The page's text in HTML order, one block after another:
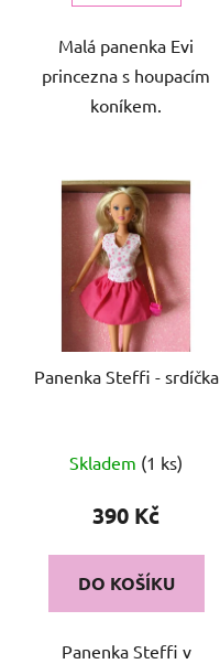
Malá panenka Evi
princezna s houpacím
koníkem.
Panenka Steffi - srdíčka
Skladem (1 ks)
390 Kč
DO KOŠÍKU
Panenka Steffi v